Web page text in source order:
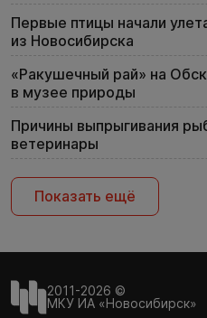
Первые птицы начали
из Новосибирска
«Ракушечный рай» на
в музее природы
Причины выпрыгивания
ветеринары
Показать ещё
2011-2026 ©
МКУ ИА «Новосибирск»